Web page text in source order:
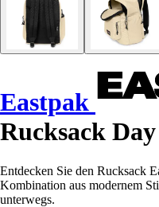
Eastpak
Rucksack
Entdecken Sie den Rucksack
Kombination aus modernem
unterwegs.